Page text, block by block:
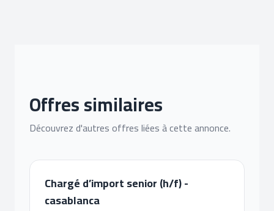
Offres similaires
Découvrez d'autres offres liées à cette annonce.
Chargé d’import senior (h/f) -
casablanca